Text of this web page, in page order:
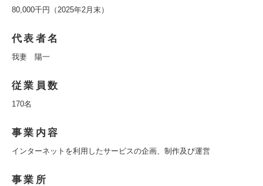
80,000千円（2025年2月末）
代表者名
我妻 陽一
従業員数
170名
事業内容
インターネットを利用したサービスの企画、制作及び運営
事業所